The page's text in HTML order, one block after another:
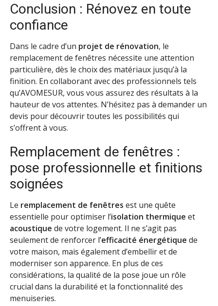
Conclusion : Rénovez en toute
confiance
Dans le cadre d’un projet de rénovation, le
remplacement de fenêtres nécessite une attention
particulière, dès le choix des matériaux jusqu’à la
finition. En collaborant avec des professionnels tels
qu’AVOMESUR, vous vous assurez des résultats à la
hauteur de vos attentes. N’hésitez pas à demander un
devis pour découvrir toutes les possibilités qui
s’offrent à vous.
Remplacement de fenêtres :
pose professionnelle et finitions
soignées
Le remplacement de fenêtres est une quête
essentielle pour optimiser l’isolation thermique et
acoustique de votre logement. Il ne s’agit pas
seulement de renforcer l’efficacité énergétique de
votre maison, mais également d’embellir et de
moderniser son apparence. En plus de ces
considérations, la qualité de la pose joue un rôle
crucial dans la durabilité et la fonctionnalité des
menuiseries.